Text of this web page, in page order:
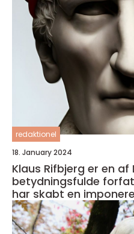
redaktionel
18. January 2024
Klaus Rifbjerg er en
betydningsfulde
har skabt en
sin karriere